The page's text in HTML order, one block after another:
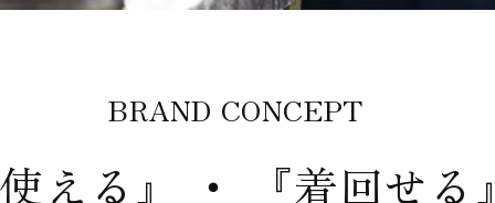
BRAND CONCEPT
える』 ・ 『着回せる